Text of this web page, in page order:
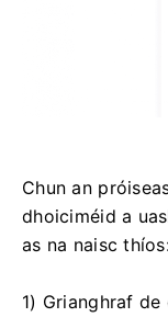
Chun an
dhoiciméid a
as na naisc
1) Grianghraf